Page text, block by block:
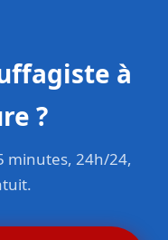
à
?
minutes, 24h/24,